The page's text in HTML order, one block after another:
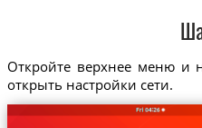
Откройте верхнее меню и
открыть настройки сети.